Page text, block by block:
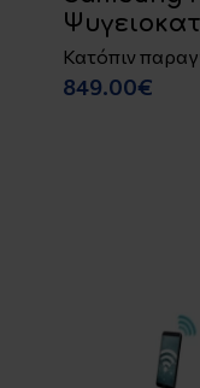
Κατόπιν
849.00€